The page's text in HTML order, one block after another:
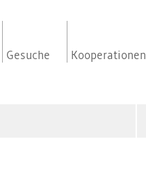
Gesuche Kooperationen